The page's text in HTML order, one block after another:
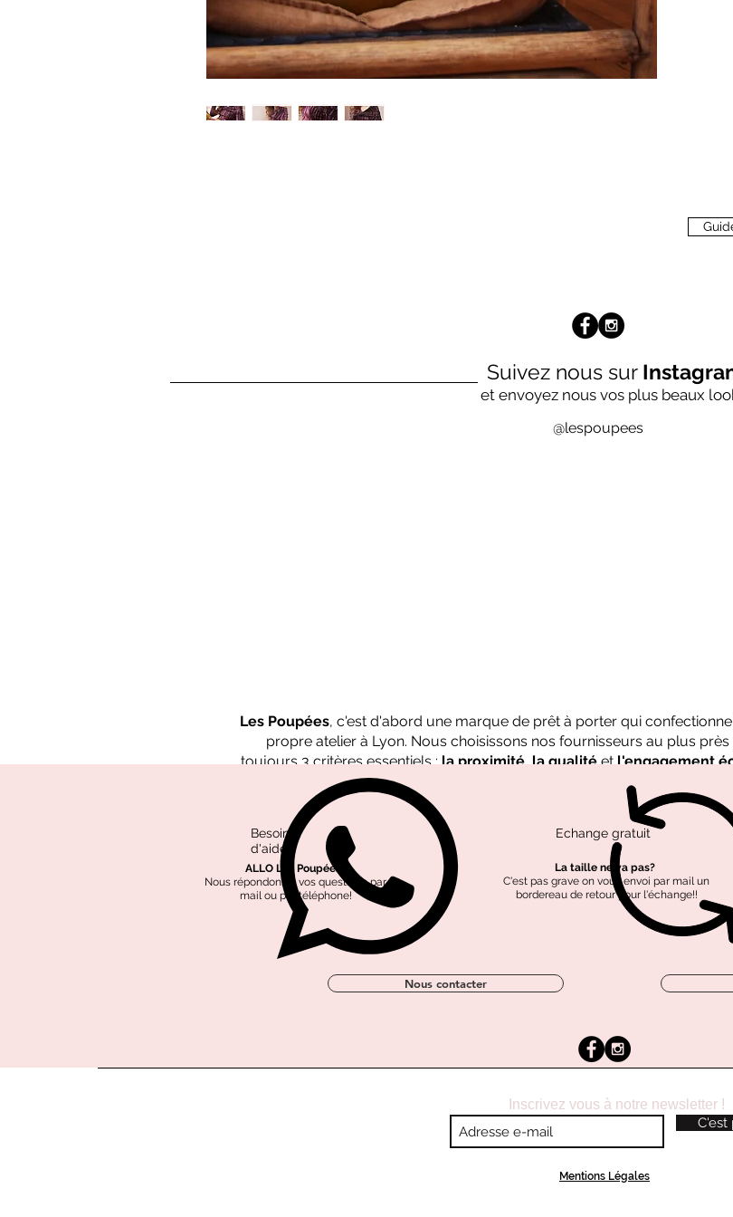
Suivez nous sur
et envoyez nous vos plus beaux
@lespoupees
Les Poupées, c'est d'abord une marque de prêt à porter qui
propre atelier à Lyon. Nous choisissons nos fournisseurs au plus
toujours 3 critères essentiels :la proximité,la qualitéetl'engagement
Coton labellisé GOTS
Tissus labellisé OEKO-
Besoin
d'aide?
ALLO Les Poupées?
Nous répondons à vos questions par
mail ou par téléphone!
Echange gratuit
La taille ne va pas?
C'est pas grave on vous envoi par mail un
bordereau de retour pour l'échange!!
Nous contacter
Inscrivez vous à notre newsletter !
C'est
Mentions Légales